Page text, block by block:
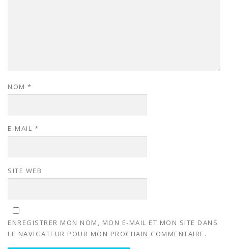
NOM *
E-MAIL *
SITE WEB
ENREGISTRER MON NOM, MON E-MAIL ET MON SITE DANS
LE NAVIGATEUR POUR MON PROCHAIN COMMENTAIRE.